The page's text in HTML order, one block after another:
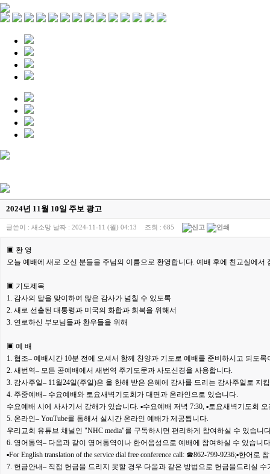
2024년 11월 10일 주보 광고
글쓴이 : 새소망 날짜 : 2024-11-11 (월) 04:13 조회 : 685
▣ 환 영
오늘 예배에 새로 오신 분들을 주님의 이름으로 환영합니다. 예배 후에 친교실에서
▣ 기도제목
1. 감사의 달을 맞이하여 많은 감사가 넘칠 수 있도록
2. 새로 선출된 대통령과 미국의 화합과 회복을 위해서
3. 연로하신 부모님들과 환우들을 위해
▣ 예 배
1. 협조– 예배시간 10분 전에 오셔서 함께 찬양과 기도로 예배를 준비 하시고 되도록
2. 새번역– 모든 공예배에서 새번역 주기도문과 사도신경을 사용합니다.
3. 감사주일– 11월24일(주일)은 올 한해 받은 은혜에 감사를 드리는 감사주일로 지
4. 주중예배– 수요예배와 토요새벽기도회가 대면과 온라인으로 있습니다.
수요예배 시에 사사기서 강해가 있습니다. ▪수요예배 저녁 7:30, ▪토요새벽 기도회 오
5. 온라인– YouTube를 통해서 실시간 온라인 예배가 제공됩니다.
우리 교회 유튜브 채널인 "NHC media"를 구독하시면 편리하게 참여하실 수 있습니
6. 영어통역– 다음과 같이 영어통역이나 한어음성으로 예배에 참여하실 수 있습니
▪For English translation of the service dial free conference call: ☎862-799-9236;▪한어로
7. 헌금안내– 직접 헌금을 드리지 못할 경우 다음과 같은 방법으로 헌금을드리실 수